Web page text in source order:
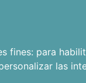
fines: para
las